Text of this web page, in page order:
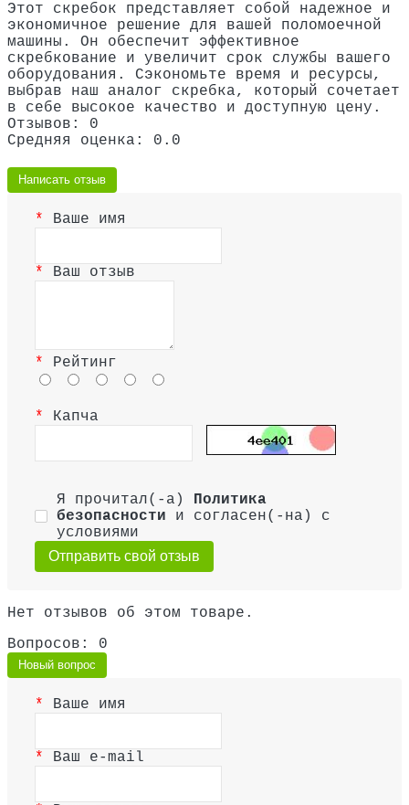
Этот скребок представляет собой надежное и
экономичное решение для вашей поломоечной
машины. Он обеспечит эффективное
скребкование и увеличит срок службы вашего
оборудования. Сэкономьте время и ресурсы,
выбрав наш аналог скребка, который сочетает
в себе высокое качество и доступную цену.
Отзывов: 0
Средняя оценка: 0.0
Написать отзыв
Ваше имя
Ваш отзыв
Рейтинг
Капча
Я прочитал(-а) Политика
безопасности и согласен(-на) с
условиями
Отправить свой отзыв
Нет отзывов об этом товаре.
Вопросов: 0
Новый вопрос
Ваше имя
Ваш e-mail